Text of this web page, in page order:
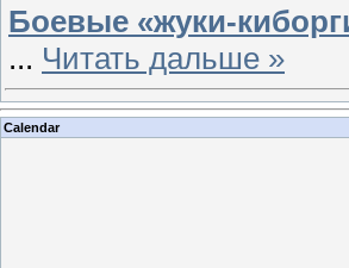
Боевые «жуки-
... Читать дальше »
Calendar